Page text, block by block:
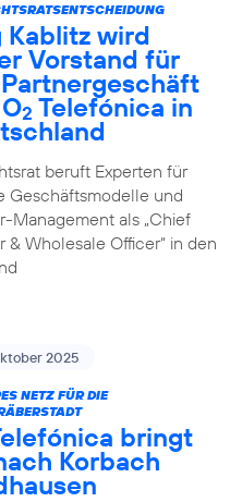
Kablitz wird
Vorstand für
2 Telefónica in
beruft Experten für
Geschäftsmodelle und
Management als „Chief
& Wholesale Officer“ in den
2025
NETZ FÜR DIE
bringt
Korbach